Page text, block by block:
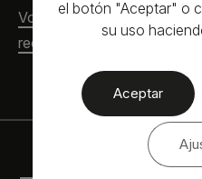
Voeral Energies,
recibir el Premio a la
el botón "Aceptar" o
su uso
Aceptar